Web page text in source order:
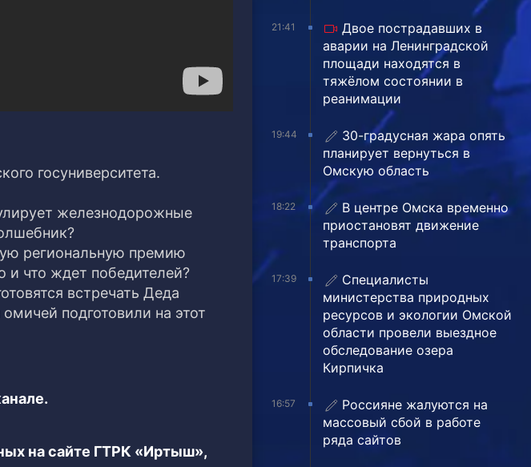
госуниверситета.
железнодорожные
региональную премию
что ждет победителей?
встречать Деда
подготовили на этот
на сайте ГТРК «Иртыш»,
21:41
Двое пострадавших в
аварии на Ленинградской
площади находятся в
тяжёлом состоянии в
реанимации
19:44
30-градусная жара опять
планирует вернуться в
Омскую область
18:22
В центре Омска временно
приостановят движение
транспорта
17:39
Специалисты
министерства природных
ресурсов и экологии Омской
области провели выездное
обследование озера
Кирпичка
16:57
Россияне жалуются на
массовый сбой в работе
ряда сайтов